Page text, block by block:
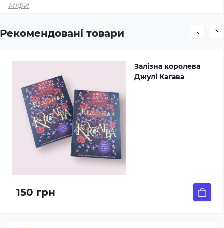
міфи
Рекомендовані товари
Залізна королева
Джулі Кагава
150 грн